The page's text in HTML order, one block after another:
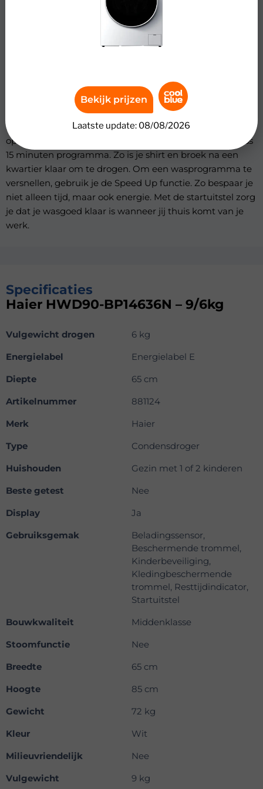
Haier HWD90-BP14636N – 9/6kg
kleding en beddengoed met één van de 16
wasprogramma’s. Om je wasgoed in één keer te wassen
en drogen zonder dit apart in te stellen, gebruik je het
non-stopprogramma. Wil je je favoriete outfit snel
opfrissen voor je etentje die avond? Kies dan het Express
15 minuten programma. Zo is je shirt en broek na een
kwartier klaar om te drogen. Om een wasprogramma te
versnellen, gebruik je de Speed Up functie. Zo bespaar je
niet alleen tijd, maar ook energie. Met de startuitstel zorg
je dat je wasgoed klaar is wanneer jij thuis komt van je
werk.
Specificaties
Haier HWD90-BP14636N – 9/6kg
Vulgewicht drogen
6 kg
Energielabel
Energielabel E
Diepte
65 cm
Artikelnummer
881124
Merk
Haier
Type
Condensdroger
Huishouden
Gezin met 1 of 2 kinderen
Beste getest
Nee
Display
Ja
Gebruiksgemak
Beladingssensor,
Beschermende trommel,
Kinderbeveiliging,
Kledingbeschermende
trommel, Resttijdindicator,
Startuitstel
Bouwkwaliteit
Middenklasse
Stoomfunctie
Nee
Breedte
65 cm
Hoogte
85 cm
Gewicht
72 kg
Kleur
Wit
Milieuvriendelijk
Nee
Vulgewicht
9 kg
Bekijk prijzen
Laatste update: 08/08/2026